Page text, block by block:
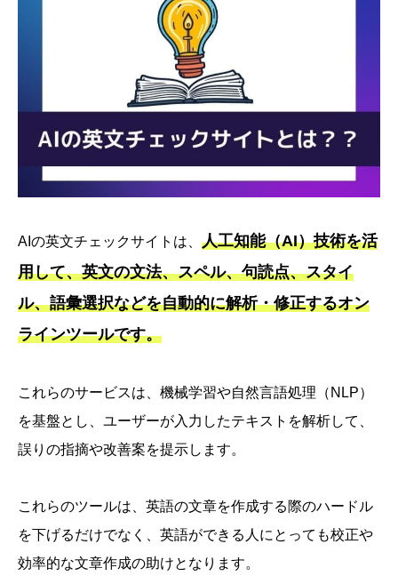
AIの英文チェックサイトは、 人工知能（AI）技術を活
用して、英文の文法、スペル、句読点、スタイ
ル、語彙選択などを自動的に解析・修正するオン
ラインツールです。
これらのサービスは、機械学習や自然言語処理（NLP）
を基盤とし、ユーザーが入力したテキストを解析して、
誤りの指摘や改善案を提示します。
これらのツールは、英語の文章を作成する際のハードル
を下げるだけでなく、英語ができる人にとっても校正や
効率的な文章作成の助けとなります。